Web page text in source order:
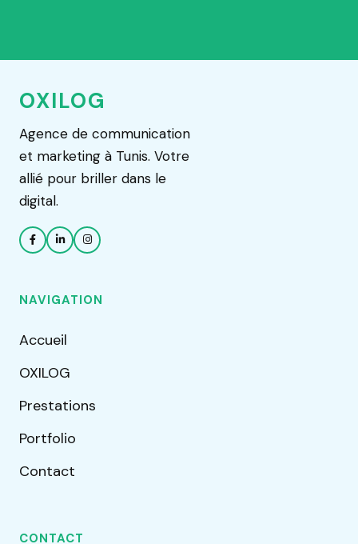
OXILOG
Agence de communication
et marketing à Tunis. Votre
allié pour briller dans le
digital.
NAVIGATION
Accueil
OXILOG
Prestations
Portfolio
Contact
CONTACT